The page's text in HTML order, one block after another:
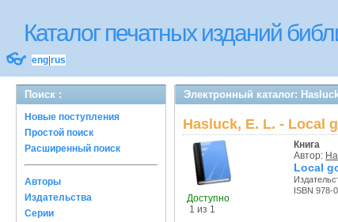
Каталог печатных изданий
👓 eng rus
Поиск :
Новые поступления
Простой поиск
Расширенный поиск
Авторы
Издательства
Серии
Электронный каталог:
Hasluck, E. L. - Local
Доступно
1 из 1
Книга
Автор:
Local
ISBN 978-